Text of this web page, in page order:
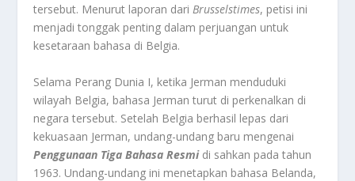
tersebut. Menurut laporan dariBrusselstimes, petisi ini
menjadi tonggak penting dalam perjuangan untuk
kesetaraan bahasa di Belgia.
Selama Perang Dunia I, ketika Jerman menduduki
wilayah Belgia, bahasa Jerman turut di perkenalkan di
negara tersebut. Setelah Belgia berhasil lepas dari
kekuasaan Jerman, undang-undang baru mengenai
Penggunaan Tiga Bahasa Resmidi sahkan pada tahun
1963. Undang-undang ini menetapkan bahasa Belanda,